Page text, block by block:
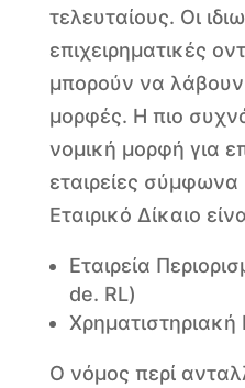
τελευταίους. Οι
επιχειρηματικές
μπορούν να λάβουν
μορφές. Η πιο
νομική μορφή για
εταιρείες σύμφωνα
Εταιρικό Δίκαιο
Εταιρεία
de. RL)
Χρηματιστηριακή
Ο νόμος περί